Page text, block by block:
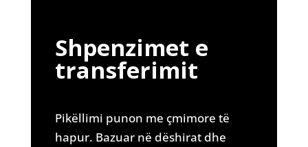
Shpenzimet e
transferimit
Pikëllimi punon me çmimore të
hapur. Bazuar në dëshirat dhe